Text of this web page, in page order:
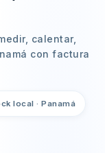
calentar,
con factura
local · Panamá